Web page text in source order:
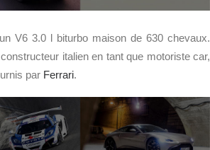
V6 3.0 l biturbo maison de 630 chevaux.
italien en tant que motoriste car,
par Ferrari.